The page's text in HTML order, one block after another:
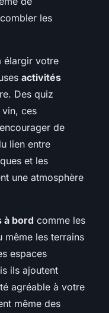
les
élargir votre
activités
Des quiz
ces
de
lien entre
et les
une atmosphère
à bord comme les
même les terrains
espaces
ils ajoutent
agréable à votre
même des